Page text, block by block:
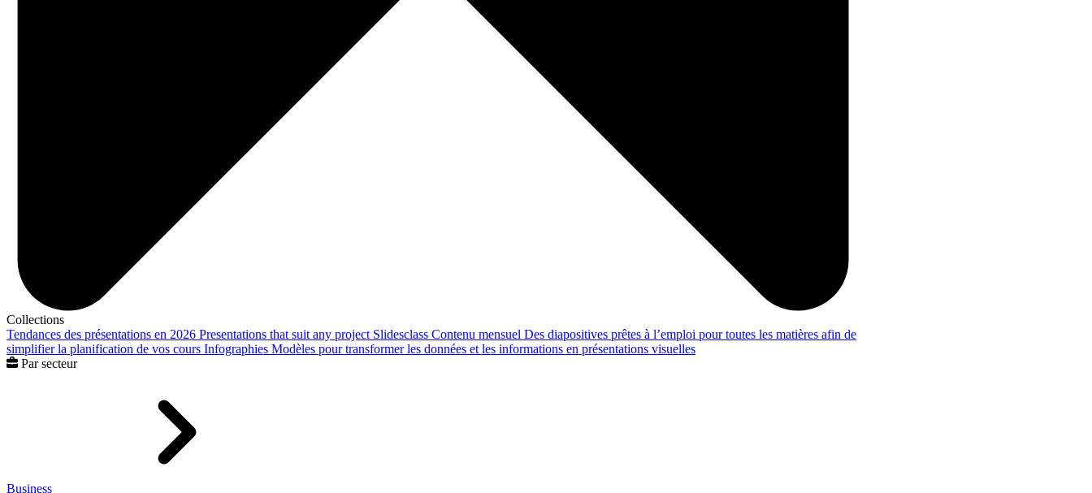
Collections
Tendances des présentations en 2026 Presentations that suit any project Slidesclass Contenu mensuel Des diapositives prêtes à l’emploi pour toutes les matières afin de
simplifier la planification de vos cours Infographies Modèles pour transformer les données et les informations en présentations visuelles
Par secteur
Business